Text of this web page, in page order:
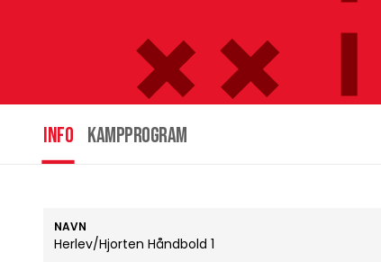
INFO Kampprogram
NAVN
Herlev/Hjorten Håndbold 1